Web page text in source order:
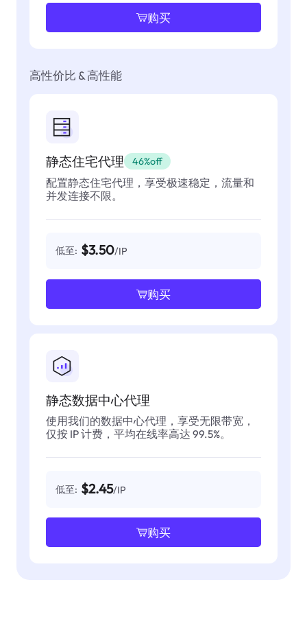
购买
高性价比 & 高性能
静态住宅代理 46%off
配置静态住宅代理，享受极速稳定，流量和
并发连接不限。
低至: $3.50/IP
购买
静态数据中心代理
使用我们的数据中心代理，享受无限带宽，
仅按 IP 计费，平均在线率高达 99.5%。
低至: $2.45/IP
购买